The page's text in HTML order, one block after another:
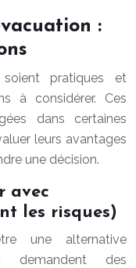
:
pratiques et
à considérer. Ces
dans certaines
leurs avantages
une décision.
avec
les risques)
une alternative
demandent des